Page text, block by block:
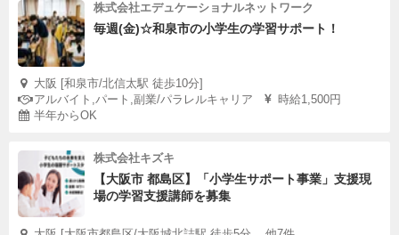
株式会社エデュケーショナルネットワーク
毎週(金)☆和泉市の小学生の学習サポート！
大阪 [和泉市/北信太駅 徒歩10分]
アルバイト,パート,副業/パラレルキャリア
時給1,500円
半年からOK
株式会社キズキ
【大阪市 都島区】「小学生サポート事業」支援現
場の学習支援講師を募集